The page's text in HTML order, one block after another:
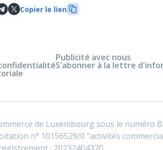
Copier le lien
Publicité avec nous
S'abonner à la lettre
de Luxembourg sous le numéro
n° 10156529/0 "activités